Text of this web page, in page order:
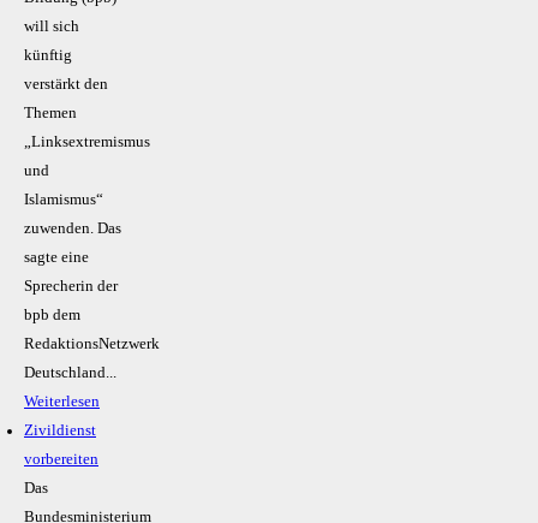
will sich
künftig
verstärkt den
Themen
„Linksextremismus
und
Islamismus“
zuwenden. Das
sagte eine
Sprecherin der
bpb dem
RedaktionsNetzwerk
Deutschland...
Weiterlesen
Zivildienst
vorbereiten
Das
Bundesministerium